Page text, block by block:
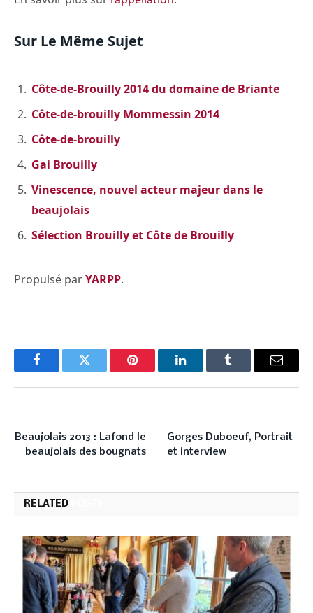
Sur Le Même Sujet
Côte-de-Brouilly 2014 du domaine de Briante
Côte-de-brouilly Mommessin 2014
Côte-de-brouilly
Gai Brouilly
Vinescence, nouvel acteur majeur dans le
beaujolais
Sélection Brouilly et Côte de Brouilly
Propulsé parYARPP.
FacebookTwitter Pinterest LinkedInTumblr Email
Beaujolais 2013 : Lafond le
beaujolais des bougnats
Gorges Duboeuf, Portrait
et interview
RELATED